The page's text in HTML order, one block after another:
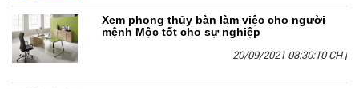
Xem phong thủy bàn làm việc cho người
mệnh Mộc tốt cho sự nghiệp
20/09/2021 08:30:10 CH|